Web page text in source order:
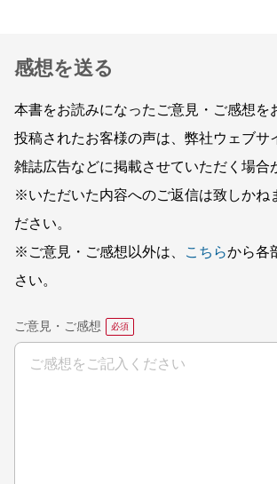
感想を送る
本書をお読みになったご意見・ご感想を
投稿されたお客様の声は、弊社ウェブサ
雑誌広告などに掲載させていただく場合
※いただいた内容へのご返信は致しかね
ださい。
※ご意見・ご感想以外は、
こちらから各
さい。
ご意見・ご感想